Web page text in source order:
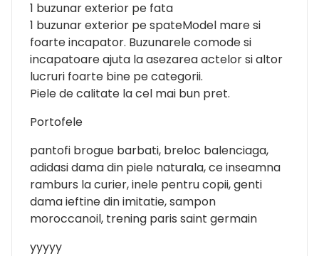
1 buzunar exterior pe fata
1 buzunar exterior pe spateModel mare si
foarte incapator. Buzunarele comode si
incapatoare ajuta la asezarea actelor si altor
lucruri foarte bine pe categorii.
Piele de calitate la cel mai bun pret.
Portofele
pantofi brogue barbati, breloc balenciaga,
adidasi dama din piele naturala, ce inseamna
ramburs la curier, inele pentru copii, genti
dama ieftine din imitatie, sampon
moroccanoil, trening paris saint germain
yyyyy